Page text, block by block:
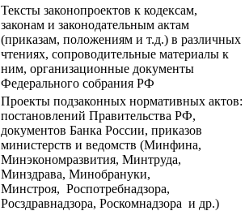
Тексты законопроектов к кодексам,
законам и законодательным актам
(приказам, положениям и т.д.) в различных
чтениях, сопроводительные материалы к
ним, организационные документы
Федерального собрания РФ
Проекты подзаконных нормативных актов:
постановлений Правительства РФ,
документов Банка России, приказов
министерств и ведомств (Минфина,
Минэкономразвития, Минтруда,
Минздрава, Минобрануки,
Минстроя, Роспотребнадзора,
Росздравнадзора, Роскомнадзора и др.)